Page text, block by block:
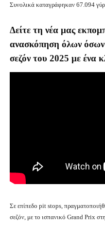
Συνολικά καταγράφηκαν 67.094
Δείτε τη νέα μας
ανασκόπηση όλων όσων
σεζόν του 2025 με ένα
Σε επίπεδο pit stops,
σεζόν, με το ισπανικό Grand Prix